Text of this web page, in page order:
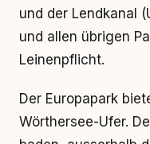
und der Lendkanal
und allen übrigen
Leinenpflicht.
Der Europapark
Wörthersee-Ufer.